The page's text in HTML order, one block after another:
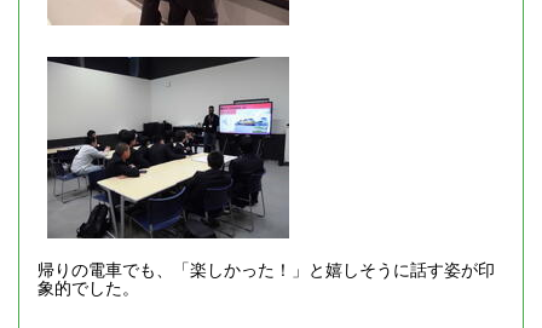
帰りの電車でも、「楽しかった！」と嬉しそうに話す姿が印
象的でした。